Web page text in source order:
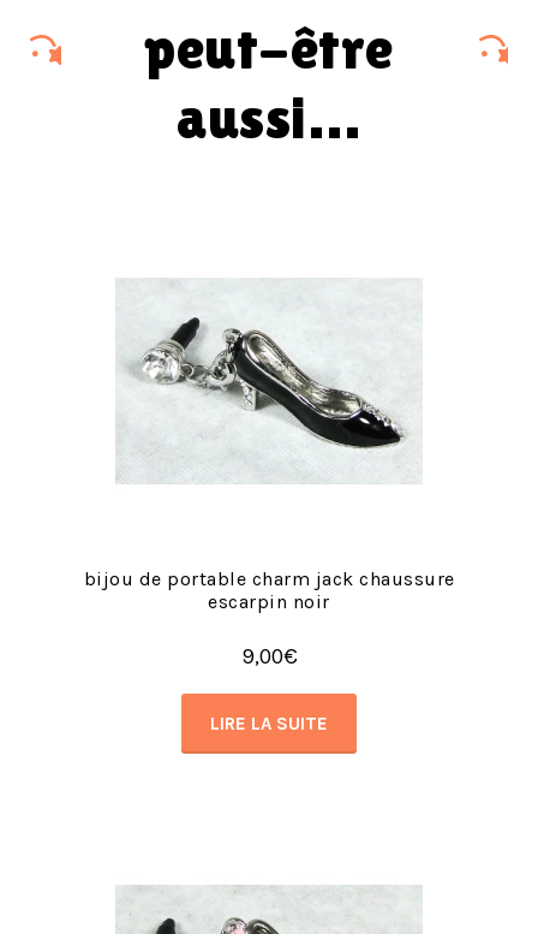
peut-être
aussi…
bijou de portable charm jack chaussure
escarpin noir
9,00€
LIRE LA SUITE